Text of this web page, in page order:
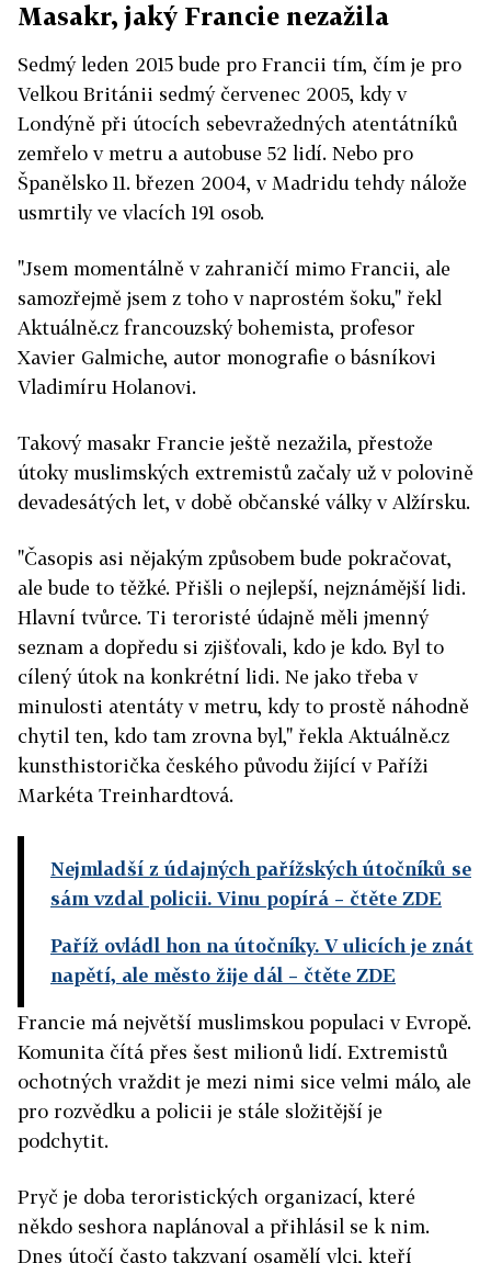
Masakr, jaký Francie nezažila
Sedmý leden 2015 bude pro Francii tím, čím je pro
Velkou Británii sedmý červenec 2005, kdy v
Londýně při útocích sebevražedných atentátníků
zemřelo v metru a autobuse 52 lidí. Nebo pro
Španělsko 11. březen 2004, v Madridu tehdy nálože
usmrtily ve vlacích 191 osob.
"Jsem momentálně v zahraničí mimo Francii, ale
samozřejmě jsem z toho v naprostém šoku," řekl
Aktuálně.cz francouzský bohemista, profesor
Xavier Galmiche, autor monografie o básníkovi
Vladimíru Holanovi.
Takový masakr Francie ještě nezažila, přestože
útoky muslimských extremistů začaly už v polovině
devadesátých let, v době občanské války v Alžírsku.
"Časopis asi nějakým způsobem bude pokračovat,
ale bude to těžké. Přišli o nejlepší, nejznámější lidi.
Hlavní tvůrce. Ti teroristé údajně měli jmenný
seznam a dopředu si zjišťovali, kdo je kdo. Byl to
cílený útok na konkrétní lidi. Ne jako třeba v
minulosti atentáty v metru, kdy to prostě náhodně
chytil ten, kdo tam zrovna byl," řekla Aktuálně.cz
kunsthistorička českého původu žijící v Paříži
Markéta Treinhardtová.
Nejmladší z údajných pařížských útočníků se
sám vzdal policii. Vinu popírá – čtěte ZDE
Paříž ovládl hon na útočníky. V ulicích je znát
napětí, ale město žije dál – čtěte ZDE
Francie má největší muslimskou populaci v Evropě.
Komunita čítá přes šest milionů lidí. Extremistů
ochotných vraždit je mezi nimi sice velmi málo, ale
pro rozvědku a policii je stále složitější je
podchytit.
Pryč je doba teroristických organizací, které
někdo seshora naplánoval a přihlásil se k nim.
Dnes útočí často takzvaní osamělí vlci, kteří